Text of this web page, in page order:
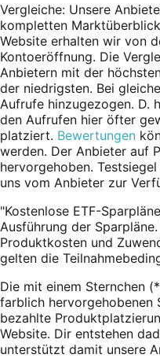
Vergleiche: Unsere
kompletten
Website erhalten wir von
Kontoeröffnung. Die
Anbietern mit der
der niedrigsten. Bei
Aufrufe hinzugezogen. D.
den Aufrufen hier öfter
platziert. Bewertungen
werden. Der Anbieter auf
hervorgehoben.
uns vom Anbieter zur
"Kostenlose ETF-
Ausführung der
Produktkosten und
gelten die
Die mit einem Sternchen
farblich hervorgehobenen
bezahlte
Website. Dir entstehen
unterstützt damit unsere